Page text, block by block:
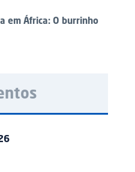
em África: O burrinho